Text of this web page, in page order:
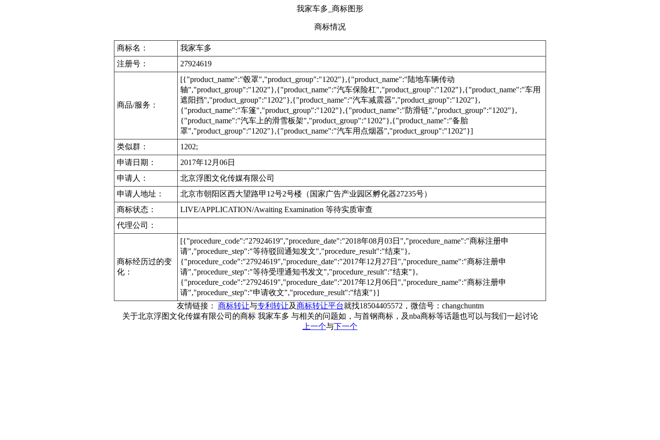
我家车多_商标图形
商标情况
商标名：
我家车多
注册号：
27924619
商品/服务：
[{"product_name":"毂罩","product_group":"1202"},{"product_name":"陆地车辆传动
轴","product_group":"1202"},{"product_name":"汽车保险杠","product_group":"1202"},{"product_name":"车用
遮阳挡","product_group":"1202"},{"product_name":"汽车减震器","product_group":"1202"},
{"product_name":"车篷","product_group":"1202"},{"product_name":"防滑链","product_group":"1202"},
{"product_name":"汽车上的滑雪板架","product_group":"1202"},{"product_name":"备胎
罩","product_group":"1202"},{"product_name":"汽车用点烟器","product_group":"1202"}]
类似群：
1202;
申请日期：
2017年12月06日
申请人：
北京浮图文化传媒有限公司
申请人地址：
北京市朝阳区西大望路甲12号2号楼（国家广告产业园区孵化器27235号）
商标状态：
LIVE/APPLICATION/Awaiting Examination 等待实质审查
代理公司：
商标经历过的变
化：
[{"procedure_code":"27924619","procedure_date":"2018年08月03日","procedure_name":"商标注册申
请","procedure_step":"等待驳回通知发文","procedure_result":"结束"},
{"procedure_code":"27924619","procedure_date":"2017年12月27日","procedure_name":"商标注册申
请","procedure_step":"等待受理通知书发文","procedure_result":"结束"},
{"procedure_code":"27924619","procedure_date":"2017年12月06日","procedure_name":"商标注册申
请","procedure_step":"申请收文","procedure_result":"结束"}]
友情链接： 商标转让与专利转让及商标转让平台就找18504405572，微信号：changchuntm
关于北京浮图文化传媒有限公司的商标 我家车多 与相关的问题如，与首钢商标，及nba商标等话题也可以与我们一起讨论
上一个与下一个